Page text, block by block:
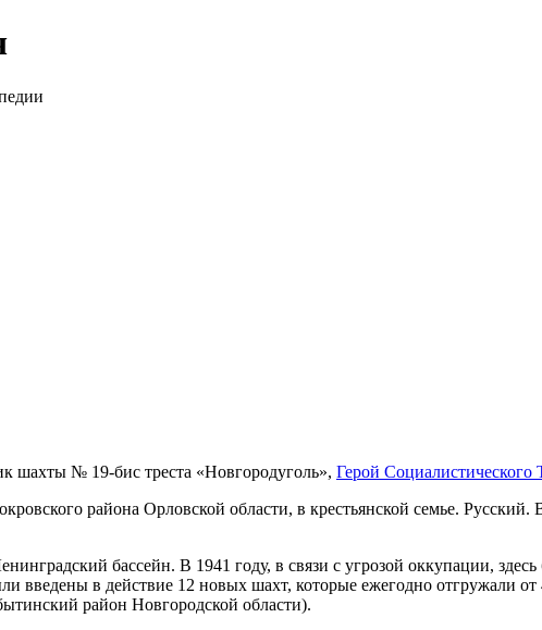
шахты № 19-бис треста «Новгородуголь», Герой Социалистического
района Орловской области, в крестьянской семье. Русский.
бассейн. В 1941 году, в связи с угрозой оккупации,
введены в действие 12 новых шахт, которые ежегодно отгружали
район Новгородской области).